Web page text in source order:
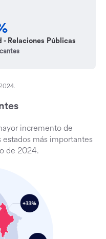
Relaciones Públicas
incremento de
más importantes
de 2024.